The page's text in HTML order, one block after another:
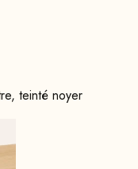
teinté noyer